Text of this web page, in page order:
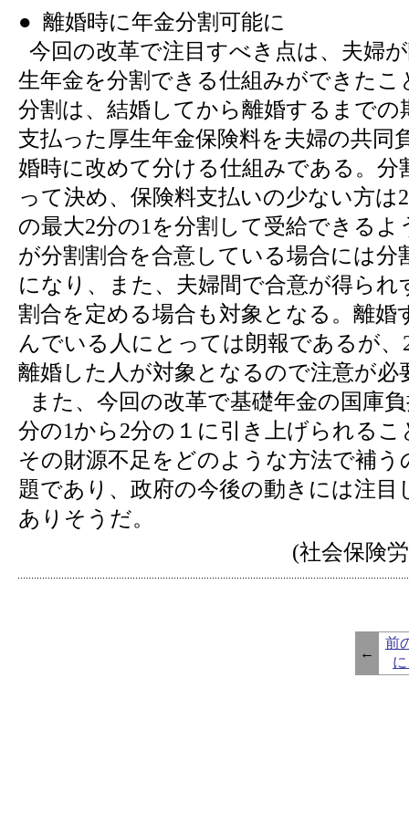
● 離婚時に年金分割可能に
今回の改革で注目すべき点は、夫婦
生年金を分割できる仕組みができたこ
分割は、結婚してから離婚するまでの
支払った厚生年金保険料を夫婦の共同
婚時に改めて分ける仕組みである。分
って決め、保険料支払いの少ない方は
の最大2分の1を分割して受給できるよ
が分割割合を合意している場合には分
になり、また、夫婦間で合意が得られ
割合を定める場合も対象となる。離婚
んでいる人にとっては朗報であるが、
離婚した人が対象となるので注意が必
また、今回の改革で基礎年金の国庫
分の1から2分の１に引き上げられる
その財源不足をどのような方法で補う
題であり、政府の今後の動きには注目
ありそうだ。
(社会保険
←
前